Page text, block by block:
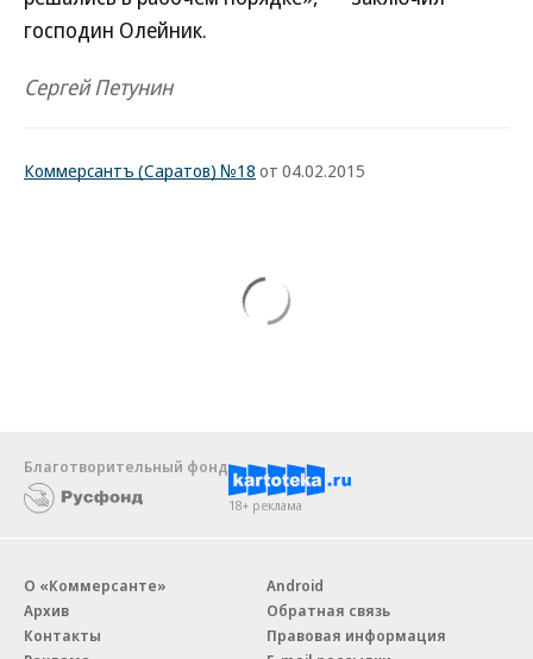
господин Олейник.
Сергей Петунин
Коммерсантъ (Саратов) №18 от 04.02.2015
Благотворительный фонд
18+ реклама
О «Коммерсанте»
Архив
Контакты
Android
Обратная связь
Правовая информация